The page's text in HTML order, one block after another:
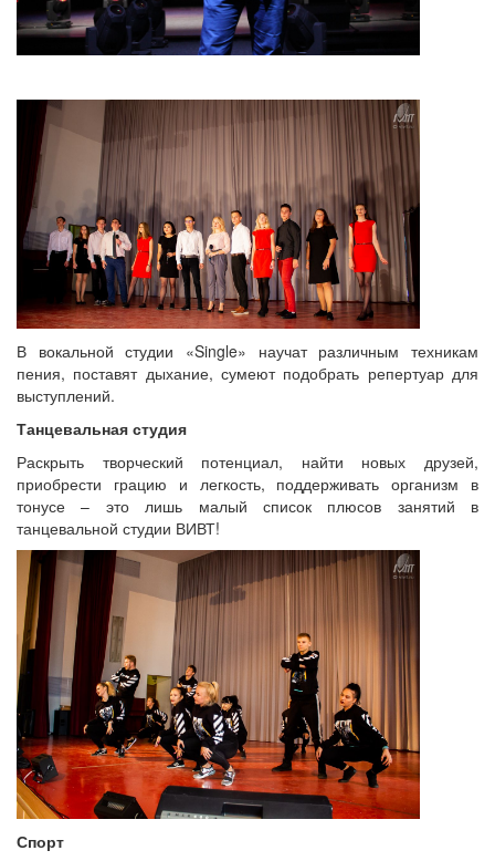
В вокальной студии «Single» научат различным техникам
пения, поставят дыхание, сумеют подобрать репертуар для
выступлений.
Танцевальная студия
Раскрыть творческий потенциал, найти новых друзей,
приобрести грацию и легкость, поддерживать организм в
тонусе – это лишь малый список плюсов занятий в
танцевальной студии ВИВТ!
Спорт